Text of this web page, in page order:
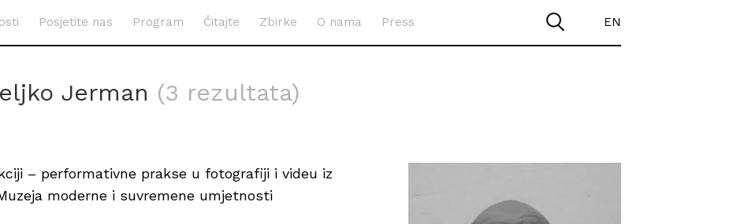
Posjetite nas Program Čitajte Zbirke O nama Press EN
Jerman (3 rezultata)
– performativne prakse u fotografiji i videu iz
moderne i suvremene umjetnosti